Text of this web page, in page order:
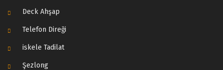
Deck Ahşap
Telefon Direği
iskele Tadilat
Şezlong